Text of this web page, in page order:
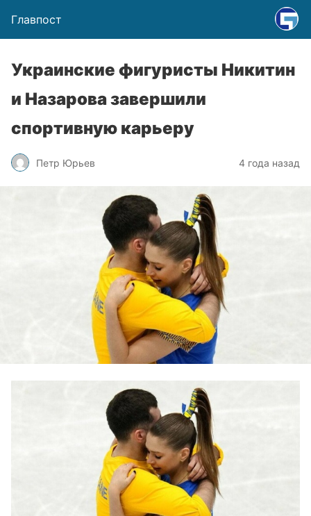
Главпост
Украинские фигуристы Никитин
и Назарова завершили
спортивную карьеру
Петр Юрьев 4 года назад